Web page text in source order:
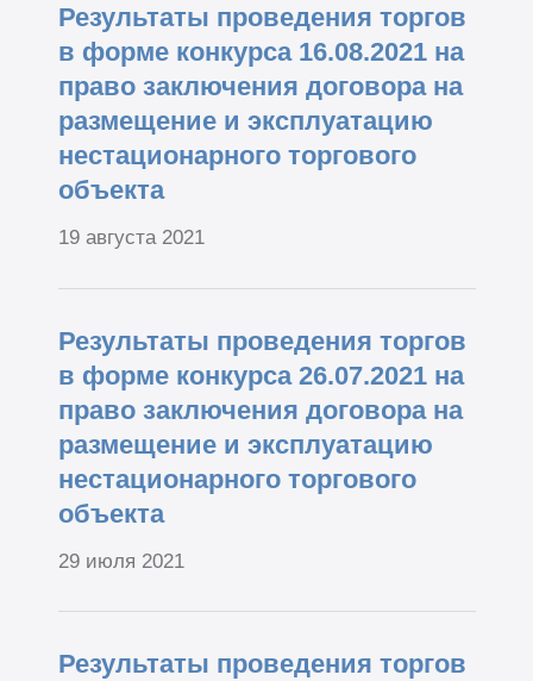
Результаты проведения торгов
в форме конкурса 16.08.2021 на
право заключения договора на
размещение и эксплуатацию
нестационарного торгового
объекта
19 августа 2021
Результаты проведения торгов
в форме конкурса 26.07.2021 на
право заключения договора на
размещение и эксплуатацию
нестационарного торгового
объекта
29 июля 2021
Результаты проведения торгов